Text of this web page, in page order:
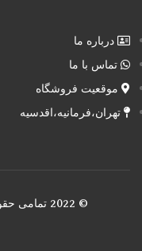
درباره ما
تماس با ما
موقعیت فروشگاه
تهران،فرمانیه،اقدسیه
© 2022 تمامی حقوق متعلق به مالک وب سایت است